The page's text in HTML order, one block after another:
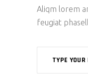
Aliqm lorem
feugiat